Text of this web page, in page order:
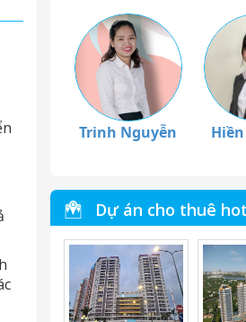
Trinh Nguyễn
Dự án cho thuê